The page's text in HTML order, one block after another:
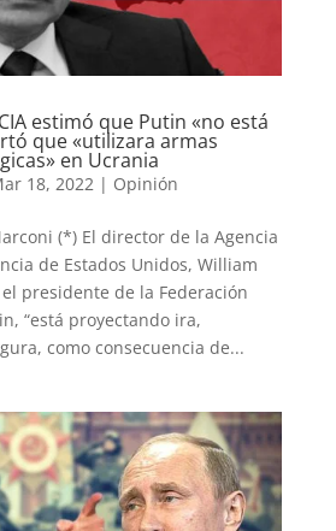
estimó que Putin «no está
que «utilizara armas
en Ucrania
18, 2022| Opinión
(*) El director de la Agencia
de Estados Unidos, William
presidente de la Federación
“está proyectando ira,
como consecuencia de...